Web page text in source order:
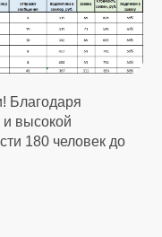
Благодаря
и высокой
180 человек до